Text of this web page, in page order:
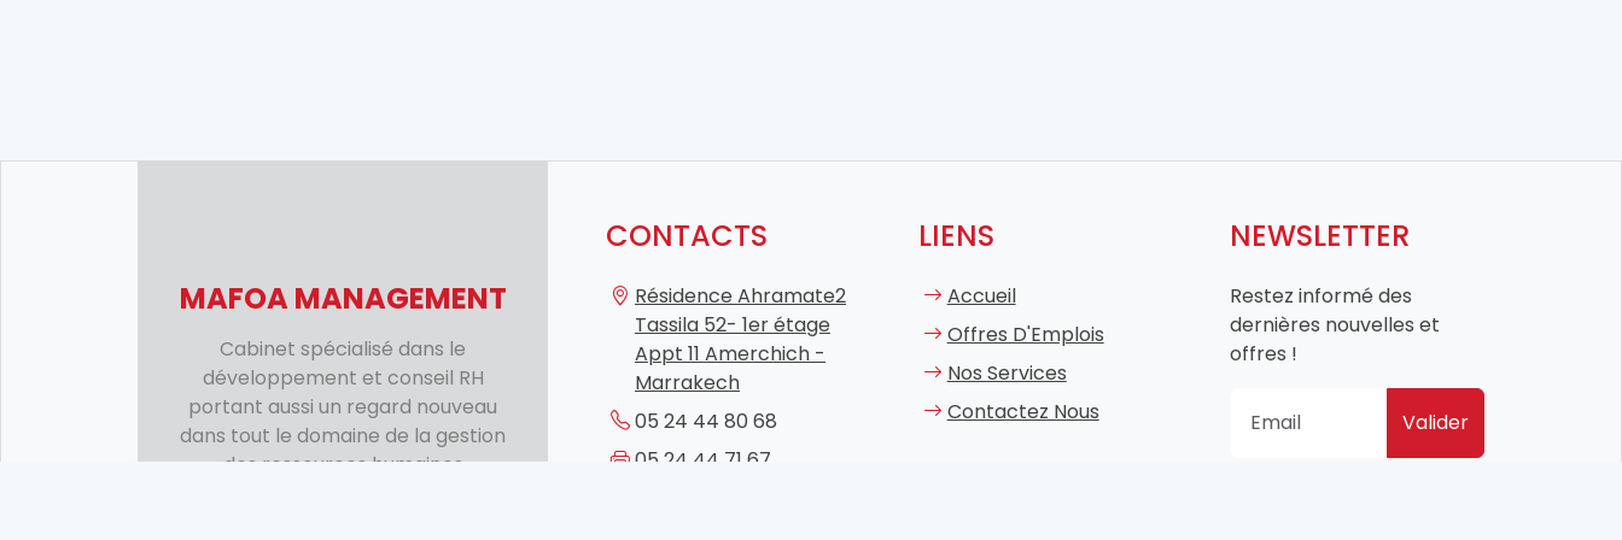
MAFOA MANAGEMENT
Cabinet spécialisé dans le
développement et conseil RH
portant aussi un regard nouveau
dans tout le domaine de la gestion
des ressources humaines
CONTACTS
Résidence Ahramate2
Tassila 52- 1er étage
Appt 11 Amerchich -
Marrakech
05 24 44 80 68
05 24 44 71 67
LIENS
Accueil
Offres D'Emplois
Nos Services
Contactez Nous
NEWSLETTER
Restez informé des
dernières nouvelles et
offres !
Valider